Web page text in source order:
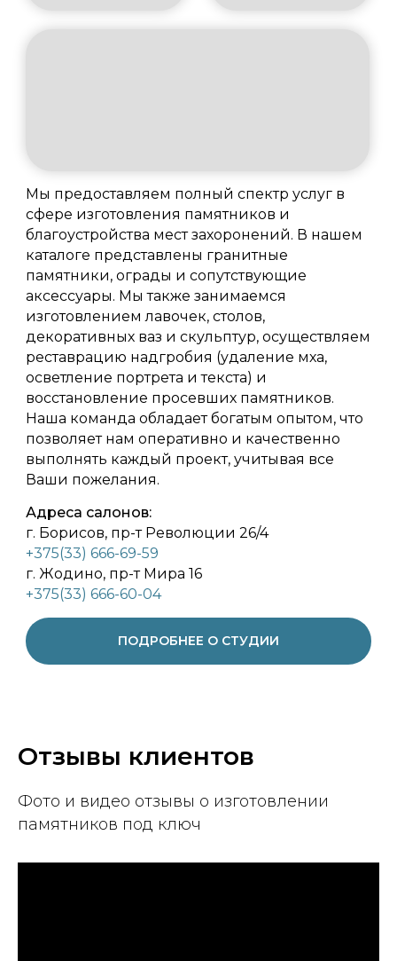
Мы предоставляем полный спектр услуг в
сфере изготовления памятников и
благоустройства мест захоронений. В нашем
каталоге представлены гранитные
памятники, ограды и сопутствующие
аксессуары. Мы также занимаемся
изготовлением лавочек, столов,
декоративных ваз и скульптур, осуществляем
реставрацию надгробия (удаление мха,
осветление портрета и текста) и
восстановление просевших памятников.
Наша команда обладает богатым опытом, что
позволяет нам оперативно и качественно
выполнять каждый проект, учитывая все
Ваши пожелания.
Адреса салонов:
г. Борисов, пр-т Революции 26/4
+375(33) 666-69-59
г. Жодино, пр-т Мира 16
+375(33) 666-60-04
ПОДРОБНЕЕ О СТУДИИ
Отзывы клиентов
Фото и видео отзывы о изготовлении
памятников под ключ